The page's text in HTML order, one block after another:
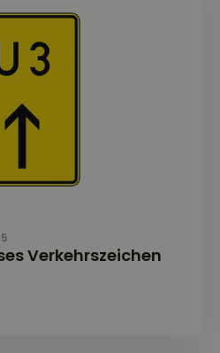
Verkehrszeichen